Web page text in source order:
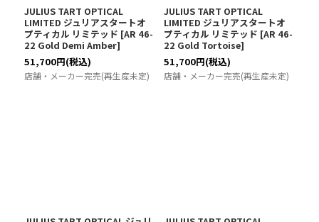
JULIUS TART OPTICAL
LIMITED ジュリアスタートオ
プティカル リミテッド [AR 46-
22 Gold Demi Amber]
51,700円(税込)
店舗・メーカー完売(再生産未定)
JULIUS TART OPTICAL
LIMITED ジュリアスタートオ
プティカル リミテッド [AR 46-
22 Gold Tortoise]
51,700円(税込)
店舗・メーカー完売(再生産未定)